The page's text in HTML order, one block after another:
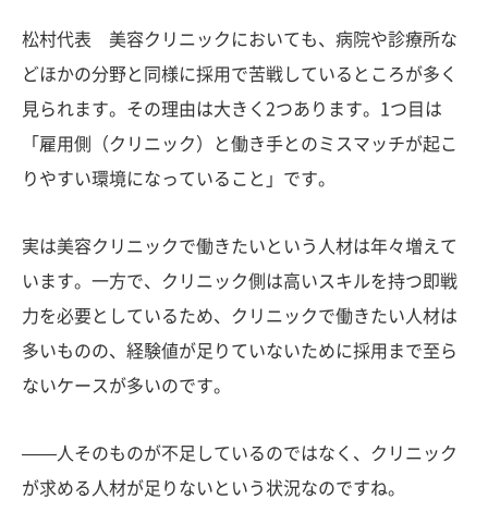
松村代表 美容クリニックにおいても、病院や診療所な
どほかの分野と同様に採用で苦戦しているところが多く
見られます。その理由は大きく2つあります。1つ目は
「雇用側（クリニック）と働き手とのミスマッチが起こ
りやすい環境になっていること」です。
実は美容クリニックで働きたいという人材は年々増えて
います。一方で、クリニック側は高いスキルを持つ即戦
力を必要としているため、クリニックで働きたい人材は
多いものの、経験値が足りていないために採用まで至ら
ないケースが多いのです。
——人そのものが不足しているのではなく、クリニック
が求める人材が足りないという状況なのですね。